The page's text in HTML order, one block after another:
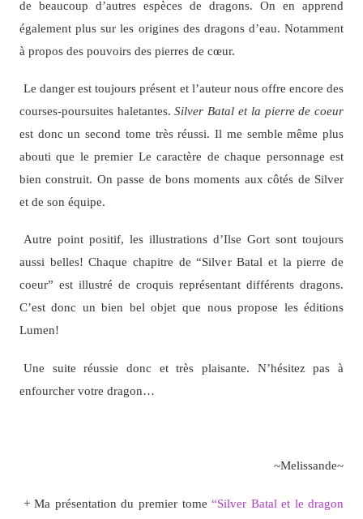
de beaucoup d’autres espèces de dragons. On en apprend
également plus sur les origines des dragons d’eau. Notamment
à propos des pouvoirs des pierres de cœur.
Le danger est toujours présent et l’auteur nous offre encore des
courses-poursuites haletantes.Silver Batal et la pierre de coeur
est donc un second tome très réussi. Il me semble même plus
abouti que le premier Le caractère de chaque personnage est
bien construit. On passe de bons moments aux côtés de Silver
et de son équipe.
Autre point positif, les illustrations d’Ilse Gort sont toujours
aussi belles! Chaque chapitre de “Silver Batal et la pierre de
coeur” est illustré de croquis représentant différents dragons.
C’est donc un bien bel objet que nous propose les éditions
Lumen!
Une suite réussie donc et très plaisante. N’hésitez pas à
enfourcher votre dragon…
~Melissande~
+ Ma présentation du premier tome“Silver Batal et le dragon